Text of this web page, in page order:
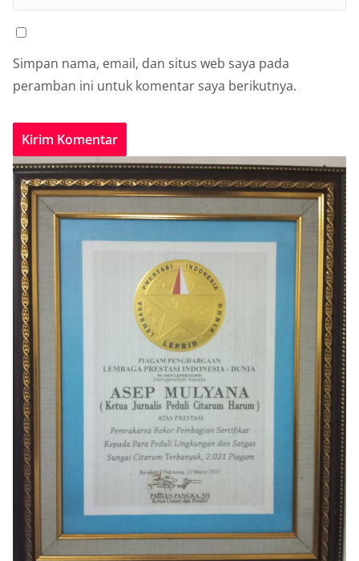
Simpan nama, email, dan situs web saya pada
peramban ini untuk komentar saya berikutnya.